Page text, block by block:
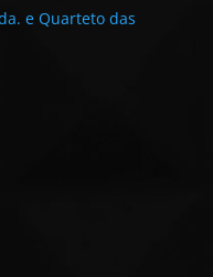
e Quarteto das